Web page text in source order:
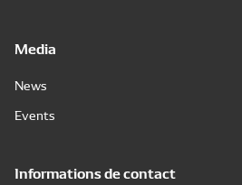
Media
News
Events
Informations de contact